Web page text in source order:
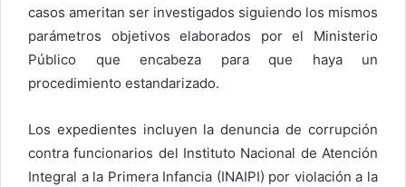
casos ameritan ser investigados siguiendo los mismos
parámetros objetivos elaborados por el Ministerio
Público que encabeza para que haya un
procedimiento estandarizado.
Los expedientes incluyen la denuncia de corrupción
contra funcionarios del Instituto Nacional de Atención
Integral a la Primera Infancia (INAIPI) por violación a la